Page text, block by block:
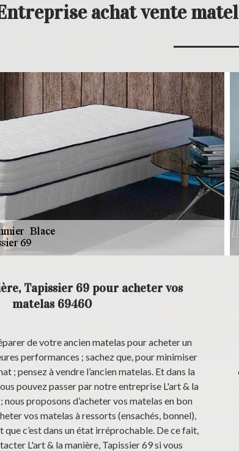
achat vente
Tapissier 69 pour acheter vos
matelas 69460
de votre ancien matelas pour acheter un
performances ; sachez que, pour minimiser
; pensez à vendre l’ancien matelas. Et dans la
pouvez passer par notre entreprise L'art & la
nous proposons d’acheter vos matelas en bon
vos matelas à ressorts (ensachés, bonnel),
que c’est dans un état irréprochable. De ce fait,
L'art & la manière, Tapissier 69 si vous